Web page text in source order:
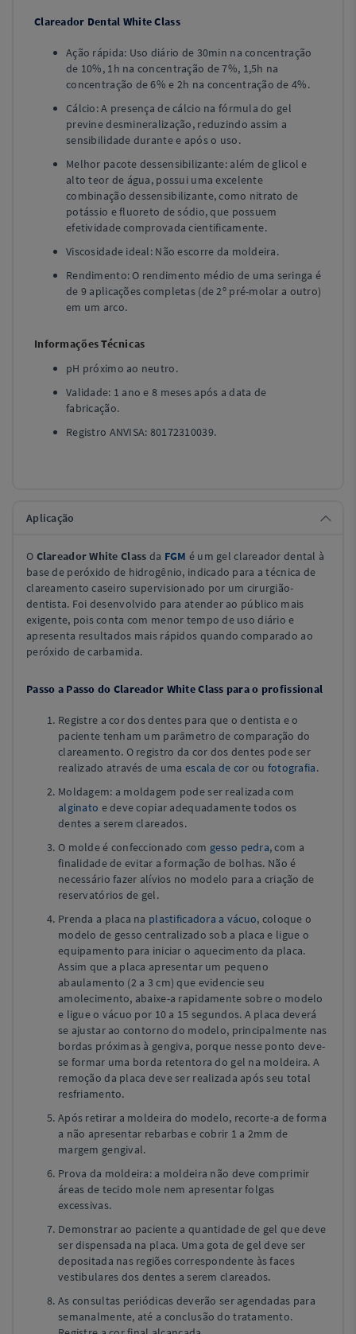
Clareador Dental White Class
Ação rápida: Uso diário de 30min na concentração
de 10%, 1h na concentração de 7%, 1,5h na
concentração de 6% e 2h na concentração de 4%.
Cálcio: A presença de cálcio na fórmula do gel
previne desmineralização, reduzindo assim a
sensibilidade durante e após o uso.
Melhor pacote dessensibilizante: além de glicol e
alto teor de água, possui uma excelente
combinação dessensibilizante, como nitrato de
potássio e fluoreto de sódio, que possuem
efetividade comprovada cientificamente.
Viscosidade ideal: Não escorre da moldeira.
Rendimento: O rendimento médio de uma seringa é
de 9 aplicações completas (de 2º pré-molar a outro)
em um arco.
Informações Técnicas
pH próximo ao neutro.
Validade: 1 ano e 8 meses após a data de
fabricação.
Registro ANVISA: 80172310039.
Aplicação
O Clareador White Class da FGM é um gel clareador dental à
base de peróxido de hidrogênio, indicado para a técnica de
clareamento caseiro supervisionado por um cirurgião-
dentista. Foi desenvolvido para atender ao público mais
exigente, pois conta com menor tempo de uso diário e
apresenta resultados mais rápidos quando comparado ao
peróxido de carbamida.
Passo a Passo do Clareador White Class para o profissional
Registre a cor dos dentes para que o dentista e o
paciente tenham um parâmetro de comparação do
clareamento. O registro da cor dos dentes pode ser
realizado através de uma escala de cor ou fotografia.
Moldagem: a moldagem pode ser realizada com
alginato e deve copiar adequadamente todos os
dentes a serem clareados.
O molde é confeccionado com gesso pedra, com a
finalidade de evitar a formação de bolhas. Não é
necessário fazer alívios no modelo para a criação de
reservatórios de gel.
Prenda a placa na plastificadora a vácuo, coloque o
modelo de gesso centralizado sob a placa e ligue o
equipamento para iniciar o aquecimento da placa.
Assim que a placa apresentar um pequeno
abaulamento (2 a 3 cm) que evidencie seu
amolecimento, abaixe-a rapidamente sobre o modelo
e ligue o vácuo por 10 a 15 segundos. A placa deverá
se ajustar ao contorno do modelo, principalmente nas
bordas próximas à gengiva, porque nesse ponto deve-
se formar uma borda retentora do gel na moldeira. A
remoção da placa deve ser realizada após seu total
resfriamento.
Após retirar a moldeira do modelo, recorte-a de forma
a não apresentar rebarbas e cobrir 1 a 2mm de
margem gengival.
Prova da moldeira: a moldeira não deve comprimir
áreas de tecido mole nem apresentar folgas
excessivas.
Demonstrar ao paciente a quantidade de gel que deve
ser dispensada na placa. Uma gota de gel deve ser
depositada nas regiões correspondente às faces
vestibulares dos dentes a serem clareados.
As consultas periódicas deverão ser agendadas para
semanalmente, até a conclusão do tratamento.